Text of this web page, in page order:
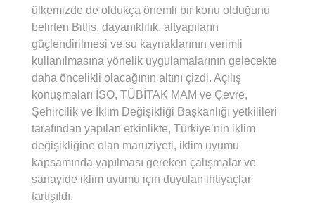
ülkemizde de oldukça önemli bir konu olduğunu
belirten Bitlis, dayanıklılık, altyapıların
güçlendirilmesi ve su kaynaklarının verimli
kullanılmasına yönelik uygulamalarının gelecekte
daha öncelikli olacağının altını çizdi. Açılış
konuşmaları İSO, TÜBİTAK MAM ve Çevre,
Şehircilik ve İklim Değişikliği Başkanlığı yetkilileri
tarafından yapılan etkinlikte, Türkiye’nin iklim
değişikliğine olan maruziyeti, iklim uyumu
kapsamında yapılması gereken çalışmalar ve
sanayide iklim uyumu için duyulan ihtiyaçlar
tartışıldı.